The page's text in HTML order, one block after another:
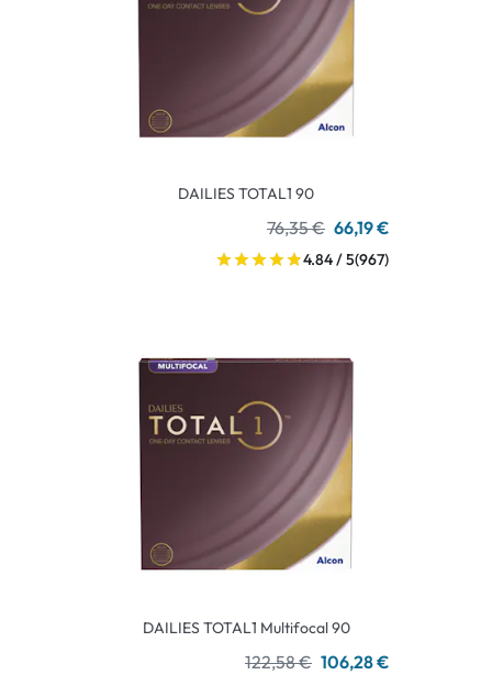
DAILIES TOTAL1 90
76,35 € 66,19 €
4.84 / 5(967)
DAILIES TOTAL1 Multifocal 90
122,58 € 106,28 €